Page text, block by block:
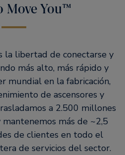
Move You™
la libertad de conectarse y
más alto, más rápido y
mundial en la fabricación,
de ascensores y
a 2.500 millones
más de ~2,5
de clientes en todo el
de servicios del sector.